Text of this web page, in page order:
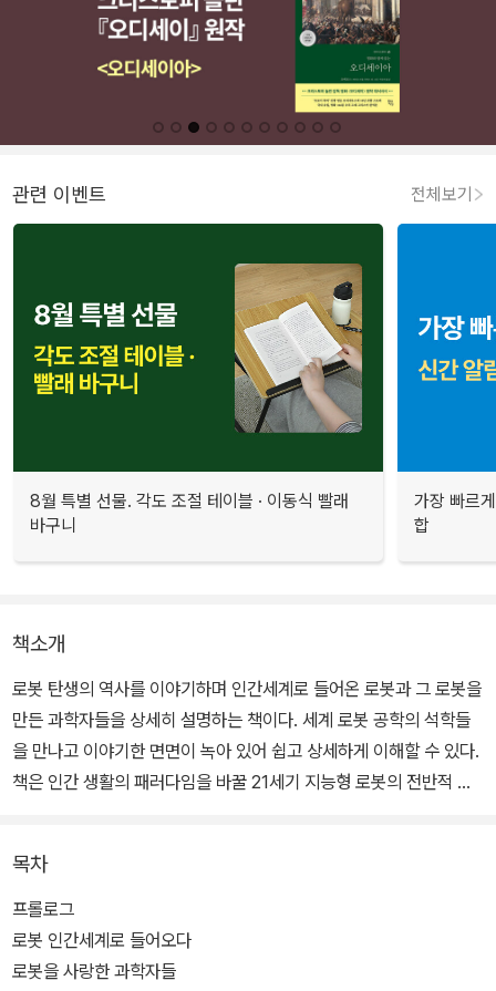
관련 이벤트 전체보기
8월 특별 선물. 각도 조절 테이블 · 이동식 빨래
바구니
가장 빠르
합
책소개
로봇 탄생의 역사를 이야기하며 인간세계로 들어온 로봇과 그 로봇을
만든 과학자들을 상세히 설명하는 책이다. 세계 로봇 공학의 석학들
을 만나고 이야기한 면면이 녹아 있어 쉽고 상세하게 이해할 수 있다.
책은 인간 생활의 패러다임을 바꿀 21세기 지능형 로봇의 전반적 의
목차
프롤로그
로봇 인간세계로 들어오다
로봇을 사랑한 과학자들